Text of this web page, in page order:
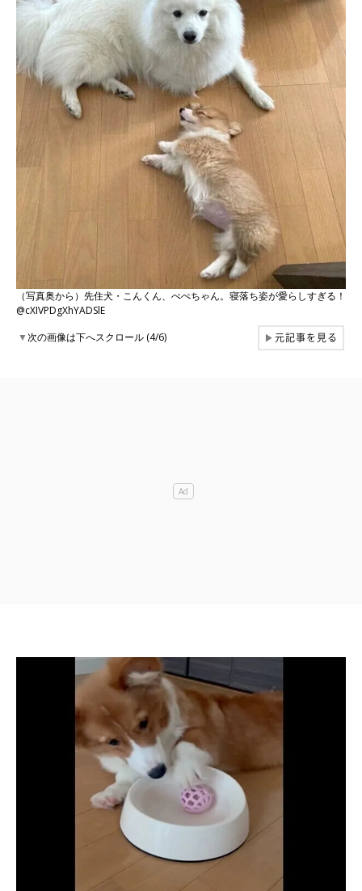
（写真奥から）先住犬・こんくん、ぺぺちゃん。寝落ち姿が愛らしすぎる！
@cXIVPDgXhYADSlE
▼次の画像は下へスクロール (4/6) ▶元記事を見る